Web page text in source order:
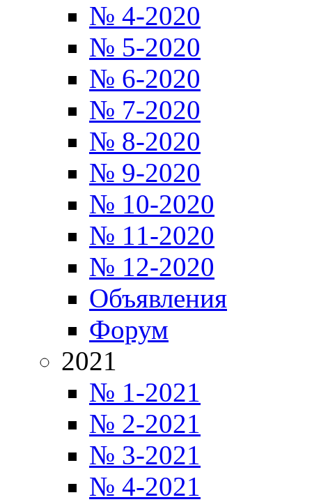
№ 4-2020
№ 5-2020
№ 6-2020
№ 7-2020
№ 8-2020
№ 9-2020
№ 10-2020
№ 11-2020
№ 12-2020
Объявления
Форум
2021
№ 1-2021
№ 2-2021
№ 3-2021
№ 4-2021